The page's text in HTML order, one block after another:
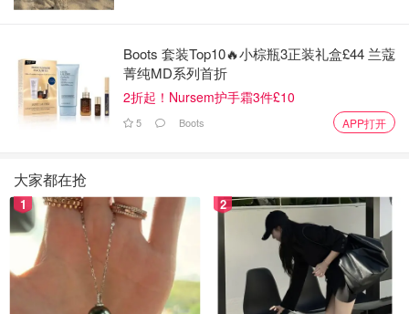
Boots 套装Top10🔥小棕瓶3正装礼盒£44 兰蔻
菁纯MD系列首折
2折起！Nursem护手霜3件£10
5 Boots APP打开
大家都在抢
1 2